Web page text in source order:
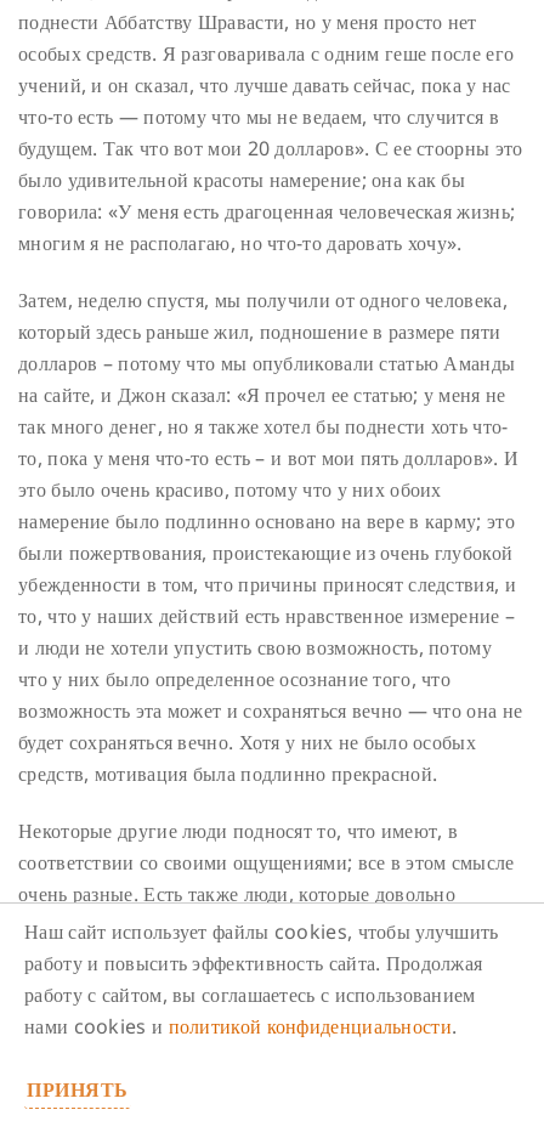
поднести Аббатству Шравасти, но у меня просто нет
особых средств. Я разговаривала с одним геше после его
учений, и он сказал, что лучше давать сейчас, пока у нас
что-то есть — потому что мы не ведаем, что случится в
будущем. Так что вот мои 20 долларов». С ее стоорны это
было удивительной красоты намерение; она как бы
говорила: «У меня есть драгоценная человеческая жизнь;
многим я не располагаю, но что-то даровать хочу».
Затем, неделю спустя, мы получили от одного человека,
который здесь раньше жил, подношение в размере пяти
долларов – потому что мы опубликовали статью Аманды
на сайте, и Джон сказал: «Я прочел ее статью; у меня не
так много денег, но я также хотел бы поднести хоть что-
то, пока у меня что-то есть – и вот мои пять долларов». И
это было очень красиво, потому что у них обоих
намерение было подлинно основано на вере в карму; это
были пожертвования, проистекающие из очень глубокой
убежденности в том, что причины приносят следствия, и
то, что у наших действий есть нравственное измерение –
и люди не хотели упустить свою возможность, потому
что у них было определенное осознание того, что
возможность эта может и сохраняться вечно — что она не
будет сохраняться вечно. Хотя у них не было особых
средств, мотивация была подлинно прекрасной.
Некоторые другие люди подносят то, что имеют, в
соответствии со своими ощущениями; все в этом смысле
очень разные. Есть также люди, которые довольно
зажиточны, но… Тибетцы рассказывают такую историю.
Обычно, после того, как лама передает учения и
посвящения, люди к нему подходят и совершают
подношения; однако когда вы принимаете посвщение,
ведь это посвящение: «Представяйте Ченрези… свет
исходит от Ченрези к вам… представляйте это, это и
Наш сайт использует файлы cookies, чтобы улучшить
работу и повысить эффективность сайта. Продолжая
работу с сайтом, вы соглашаетесь с использованием
нами cookies и политикой конфиденциальности.
ПРИНЯТЬ